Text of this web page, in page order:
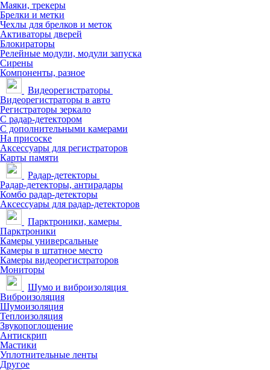
Маяки, трекеры
Брелки и метки
Чехлы для брелков и меток
Активаторы дверей
Блокираторы
Релейные модули, модули запуска
Сирены
Компоненты, разное
Видеорегистраторы
Видеорегистраторы в авто
Регистраторы зеркало
С радар-детектором
С дополнительными камерами
На присоске
Аксессуары для регистраторов
Карты памяти
Радар-детекторы
Радар-детекторы, антирадары
Комбо радар-детекторы
Аксессуары для радар-детекторов
Парктроники, камеры
Парктроники
Камеры универсальные
Камеры в штатное место
Камеры видеорегистраторов
Мониторы
Шумо и виброизоляция
Виброизоляция
Шумоизоляция
Теплоизоляция
Звукопоглощение
Антискрип
Мастики
Уплотнительные ленты
Другое